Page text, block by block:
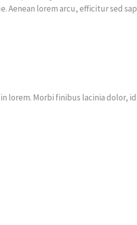
Aenean lorem arcu, efficitur sed
lorem. Morbi finibus lacinia dolor, id